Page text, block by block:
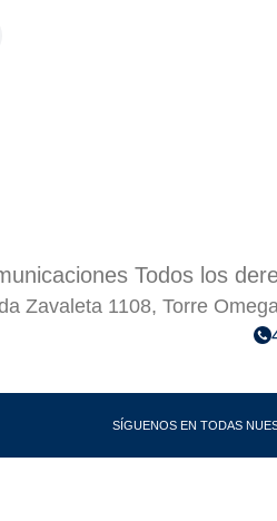
Todos los
Zavaleta 1108, Torre
SÍGUENOS EN TODAS